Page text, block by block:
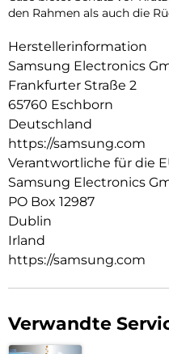
den Rahmen als auch die
Herstellerinformation
Samsung Electronics
Frankfurter Straße 2
65760 Eschborn
Deutschland
https://samsung.com
Verantwortliche für die
Samsung Electronics
PO Box 12987
Dublin
Irland
https://samsung.com
Verwandte